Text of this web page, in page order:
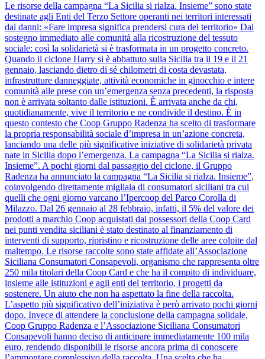
Le risorse della campagna “La Sicilia si rialza. Insieme” sono state
destinate agli Enti del Terzo Settore operanti nei territori interessati
dai danni: «Fare impresa significa prendersi cura del territorio» Dal
sostegno immediato alle comunità alla ricostruzione del tessuto
sociale: così la solidarietà si è trasformata in un progetto concreto.
Quando il ciclone Harry si è abbattuto sulla Sicilia tra il 19 e il 21
gennaio, lasciando dietro di sé chilometri di costa devastata,
infrastrutture danneggiate, attività economiche in ginocchio e intere
comunità alle prese con un’emergenza senza precedenti, la risposta
non è arrivata soltanto dalle istituzioni. È arrivata anche da chi,
quotidianamente, vive il territorio e ne condivide il destino. È in
questo contesto che Coop Gruppo Radenza ha scelto di trasformare
la propria responsabilità sociale d’impresa in un’azione concreta,
lanciando una delle più significative iniziative di solidarietà privata
nate in Sicilia dopo l’emergenza. La campagna “La Sicilia si rialza.
Insieme”. A pochi giorni dal passaggio del ciclone, il Gruppo
Radenza ha annunciato la campagna “La Sicilia si rialza. Insieme”,
coinvolgendo direttamente migliaia di consumatori siciliani tra cui
quelli che ogni giorno varcano l’Ipercoop del Parco Corolla di
Milazzo. Dal 26 gennaio al 28 febbraio, infatti, il 5% del valore dei
prodotti a marchio Coop acquistati dai possessori della Coop Card
nei punti vendita siciliani è stato destinato al finanziamento di
interventi di supporto, ripristino e ricostruzione delle aree colpite dal
maltempo. Le risorse raccolte sono state affidate all’Associazione
Siciliana Consumatori Consapevoli, organismo che rappresenta oltre
250 mila titolari della Coop Card e che ha il compito di individuare,
insieme alle istituzioni e agli enti del territorio, i progetti da
sostenere. Un aiuto che non ha aspettato la fine della raccolta.
L’aspetto più significativo dell’iniziativa è però arrivato pochi giorni
dopo. Invece di attendere la conclusione della campagna solidale,
Coop Gruppo Radenza e l’Associazione Siciliana Consumatori
Consapevoli hanno deciso di anticipare immediatamente 100 mila
euro, rendendo disponibili le risorse ancora prima di conoscere